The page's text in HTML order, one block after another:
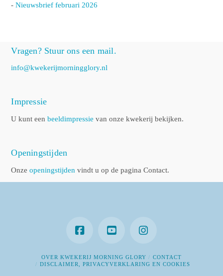
-Nieuwsbrief februari 2026
Vragen? Stuur ons een mail.
info@kwekerijmorningglory.nl
Impressie
U kunt eenbeeldimpressie van onze kwekerij bekijken.
Openingstijden
Onzeopeningstijden vindt u op de pagina Contact.
OVER KWEKERIJ MORNING GLORY
CONTACT
DISCLAIMER, PRIVACYVERKLARING EN COOKIES